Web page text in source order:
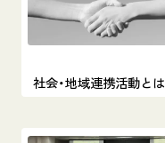
社会・地域連携活動とは